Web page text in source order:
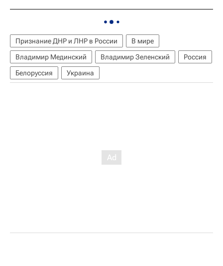
Признание ДНР и ЛНР в России
В мире
Владимир Мединский
Владимир Зеленский
Россия
Белоруссия
Украина